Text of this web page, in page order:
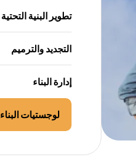
تطوير البنية التحتية
التجديد والترميم
إدارة البناء
لوجستيات البناء